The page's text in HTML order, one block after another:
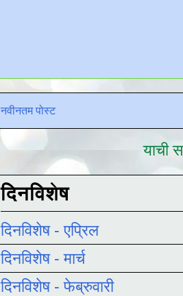
नवीनतम पोस्ट
याची
दिनविशेष
दिनविशेष - एप्रिल
दिनविशेष - मार्च
दिनविशेष - फेब्रुवारी